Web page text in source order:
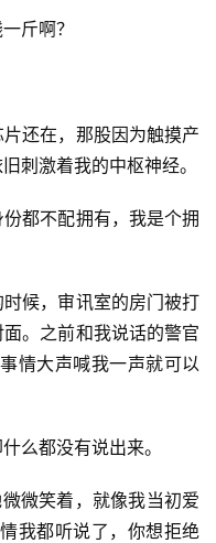
斤啊？
还在，那股因为触摸产
刺激着我的中枢神经。
都不配拥有，我是个拥
候，审讯室的房门被打
。之前和我说话的警官
情大声喊我一声就可以
么都没有说出来。
微笑着，就像我当初爱
我都听说了，你想拒绝